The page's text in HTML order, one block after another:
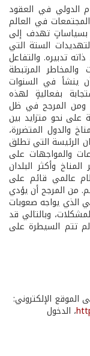
الدولي في العقود
في العالم
بسياساتٍ تهدف إلى
الستة التي
تدبيره. والتفاعل
المرتبطة
ينشأ في السنوات
بفعاليةٍ لهذه
ومن المرجح في ظل
على نحو متزايد بين
والدول المتضررة،
الرئيسة التي تطلق
والمواجهات على
وأكثر البلدان
عالمي قائم على
من المرجح أن يؤدي
الذي يواجه صعوبات
وبالتالي قد
تتم السيطرة على
الموقع الإلكتروني:
، الدخول